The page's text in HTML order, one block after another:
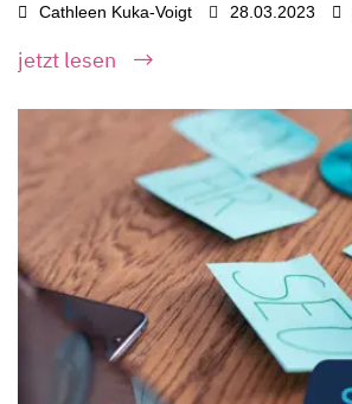
Cathleen Kuka-Voigt 28.03.2023
jetzt lesen